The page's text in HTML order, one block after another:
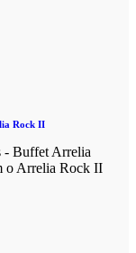
Rock II
- Buffet Arrelia
o Arrelia Rock II